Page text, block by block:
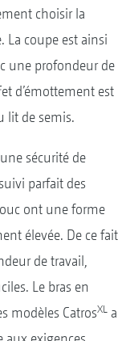
choisir la
coupe est ainsi
une profondeur de
d’émottement est
lit de semis.
sécurité de
parfait des
ont une forme
élevée. De ce fait
de travail,
Le bras en
modèles CatrosXL a